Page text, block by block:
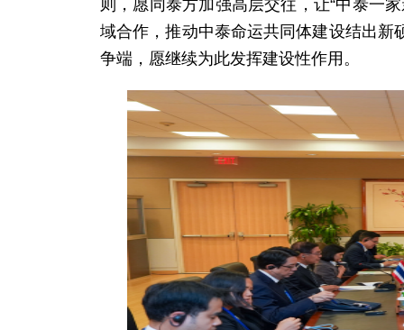
则，愿同泰方加强高层交往，让“中泰一
域合作，推动中泰命运共同体建设结出
争端，愿继续为此发挥建设性作用。